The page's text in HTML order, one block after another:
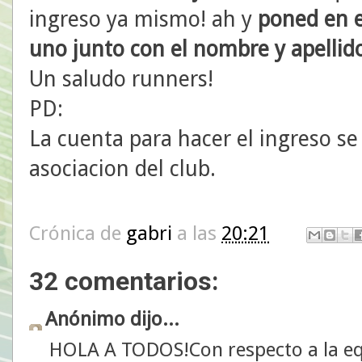
ingreso ya mismo! ah y poned en
uno junto con el nombre y
Un saludo runners!
PD:
La cuenta para hacer el ingreso
asociacion del club.
Crónica de gabri a las 20:21
32 comentarios:
Anónimo dijo...
HOLA A TODOS!Con respecto a la